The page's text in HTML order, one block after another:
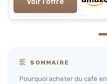
SOMMAIRE
Pourquoi acheter du café